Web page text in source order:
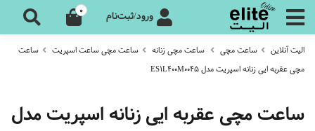
ورود/ثبت‌نام 0
الیت آنلاین ساعت مچی ساعت مچی زنانه ساعت مچی ساعت اسپریت
ساعت
مچی عقربه ایی زنانه اسپریت مدل ES1L400M0045
ساعت مچی عقربه ایی زنانه اسپریت مدل